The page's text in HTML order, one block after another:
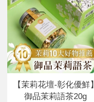
【茉莉花壇-彰化優鮮】
御品茉莉語茶20g